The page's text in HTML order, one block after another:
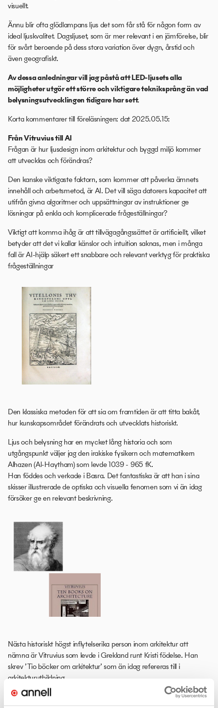
visuellt.
Ännu blir ofta glödlampans ljus det som får stå för någon form av
ideal ljuskvalitet. Dagsljuset, som är mer relevant i en jämförelse, blir
för svårt beroende på dess stora variation över dygn, årstid och
även geografiskt.
Av dessa anledningar vill jag påstå att LED-ljusets alla
möjligheter utgör ett större och viktigare tekniksprång än vad
belysningsutvecklingen tidigare har sett.
Korta kommentarer till föreläsningen: dat 2025.05.15:
Från Vitruvius till AI
Frågan är hur ljusdesign inom arkitektur och byggd miljö kommer
att utvecklas och förändras?
Den kanske viktigaste faktorn, som kommer att påverka ämnets
innehåll och arbetsmetod, är AI. Det vill säga datorers kapacitet att
utifrån givna algoritmer och uppsättningar av instruktioner ge
lösningar på enkla och komplicerade frågeställningar?
Viktigt att komma ihåg är att tillvägagångssättet är artificiellt, vilket
betyder att det vi kallar känslor och intuition saknas, men i många
fall är AI-hjälp säkert ett snabbare och relevant verktyg för praktiska
frågeställningar
Den klassiska metoden för att sia om framtiden är att titta bakåt,
hur kunskapsområdet förändrats och utvecklats historiskt.
Ljus och belysning har en mycket lång historia och som
utgångspunkt väljer jag den irakiske fysikern och matematikern
Alhazen (Al-Haytham) som levde 1039 - 965 fK.
Han föddes och verkade i Basra. Det fantastiska är att han i sina
skisser illustrerade de optiska och visuella fenomen som vi än idag
försöker ge en relevant beskrivning.
Nästa historiskt högst inflytelserika person inom arkitektur att
nämna är Vitruvius som levde i Grekland runt Kristi födelse. Han
skrev ’Tio böcker om arkitektur’ som än idag refereras till i
arkitekturutbildning.
Han beskriver ljusets (dagsljusets) närvaro som ett naturligt material i
den arkitektoniska processen och hans kanske största bedrift är att